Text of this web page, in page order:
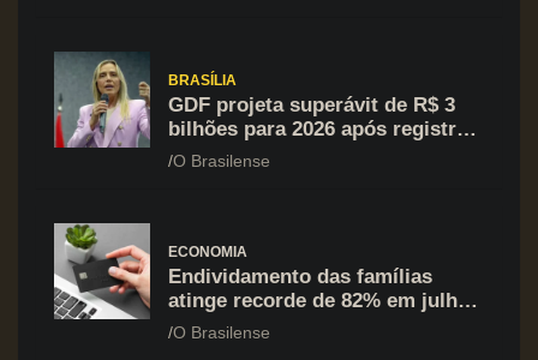
BRASÍLIA
GDF projeta superávit de R$ 3
bilhões para 2026 após registrar
recuo no déficit
O Brasilense
ECONOMIA
Endividamento das famílias
atinge recorde de 82% em julho;
cartão de crédito segue como
O Brasilense